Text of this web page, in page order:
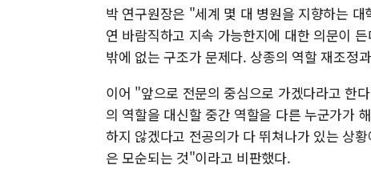
박 연구원장은 "세계 몇 대 병원을 지향하는
연 바람직하고 지속 가능한지에 대한 의문이
밖에 없는 구조가 문제다. 상종의 역할 재조정
이어 "앞으로 전문의 중심으로 가겠다라고 한
의 역할을 대신할 중간 역할을 다른 누군가가
하지 않겠다고 전공의가 다 뛰쳐나가 있는 상
은 모순되는 것"이라고 비판했다.